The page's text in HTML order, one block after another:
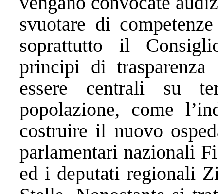
svuotare di
soprattutto il
principi di trasparenza
essere centrali su
popolazione, come
costruire il nuovo
parlamentari nazionali
ed i deputati regionali